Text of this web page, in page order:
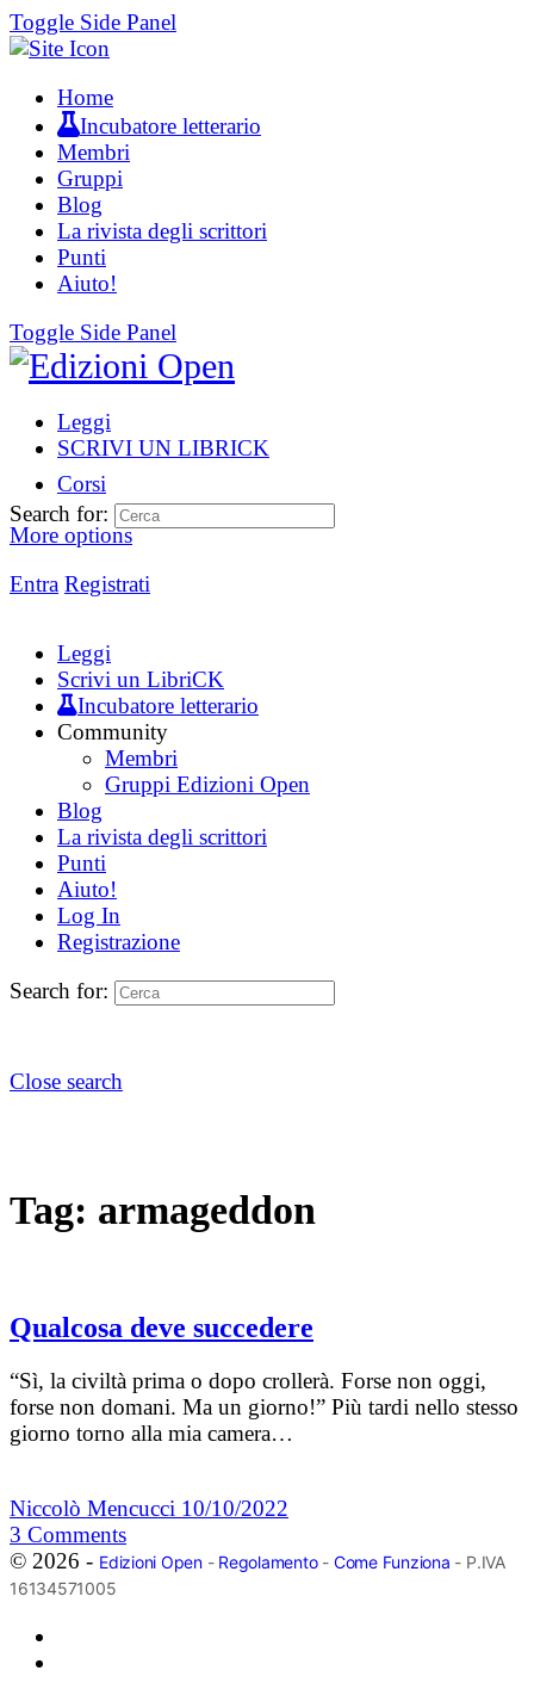
Toggle Side Panel
Home
Incubatore letterario
Membri
Gruppi
Blog
La rivista degli scrittori
Punti
Aiuto!
Toggle Side Panel
Leggi
SCRIVI UN LIBRICK
Corsi
More options
Entra Registrati
Search for:
Leggi
Scrivi un LibriCK
Incubatore letterario
Community
Membri
Gruppi Edizioni Open
Blog
La rivista degli scrittori
Punti
Aiuto!
Log In
Registrazione
Search for:
Close search
Tag: armageddon
Qualcosa deve succedere
“Sì, la civiltà prima o dopo crollerà. Forse non oggi,
forse non domani. Ma un giorno!” Più tardi nello stesso
giorno torno alla mia camera…
Niccolò Mencucci 10/10/2022
3 Comments
© 2026 - Edizioni Open- Regolamento- Come Funziona - P.IVA
16134571005